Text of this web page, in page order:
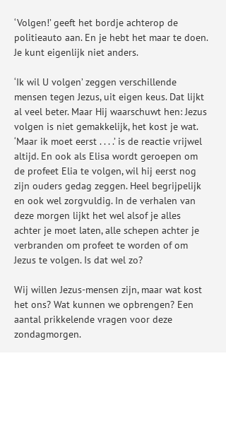
‘Volgen!’ geeft het bordje achterop de
politieauto aan. En je hebt het maar te doen.
Je kunt eigenlijk niet anders.
‘Ik wil U volgen’ zeggen verschillende
mensen tegen Jezus, uit eigen keus. Dat lijkt
al veel beter. Maar Hij waarschuwt hen: Jezus
volgen is niet gemakkelijk, het kost je wat.
‘Maar ik moet eerst . . . .’ is de reactie vrijwel
altijd. En ook als Elisa wordt geroepen om
de profeet Elia te volgen, wil hij eerst nog
zijn ouders gedag zeggen. Heel begrijpelijk
en ook wel zorgvuldig. In de verhalen van
deze morgen lijkt het wel alsof je alles
achter je moet laten, alle schepen achter je
verbranden om profeet te worden of om
Jezus te volgen. Is dat wel zo?
Wij willen Jezus-mensen zijn, maar wat kost
het ons? Wat kunnen we opbrengen? Een
aantal prikkelende vragen voor deze
zondagmorgen.